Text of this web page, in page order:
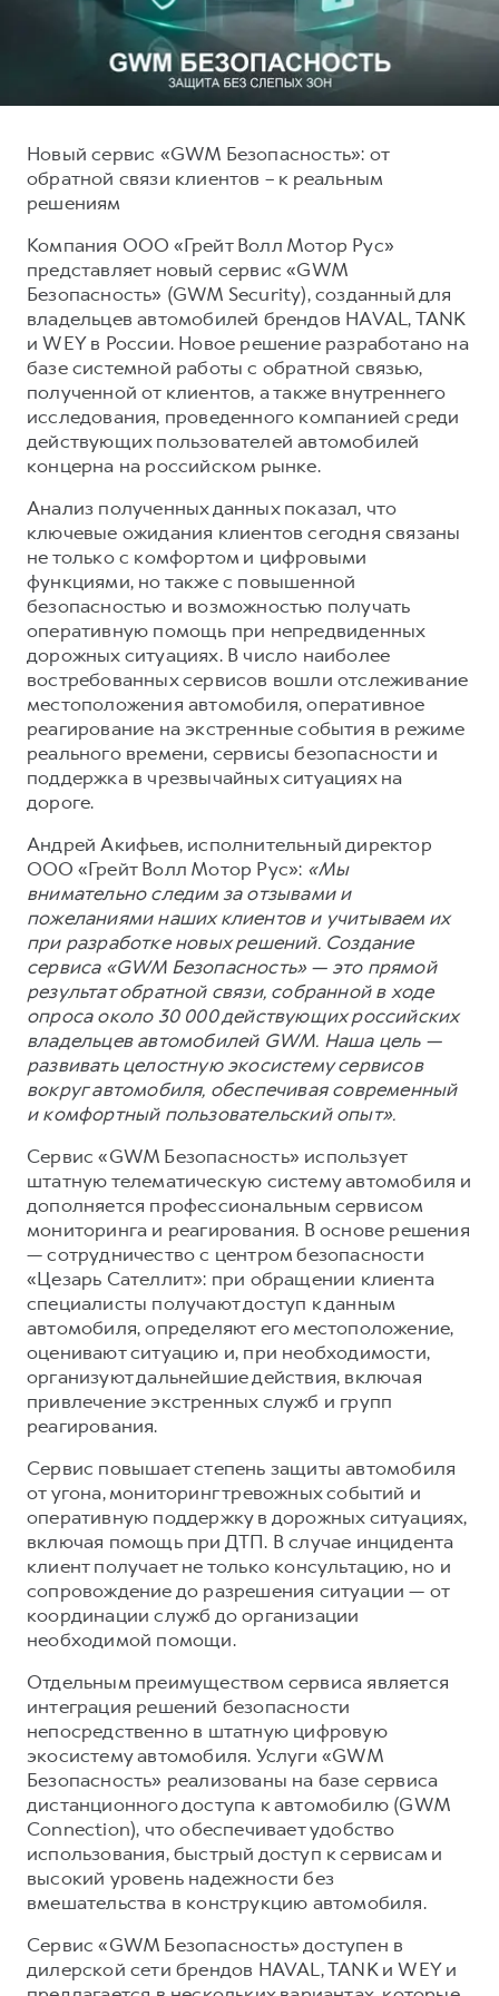
F7
от 2 899 000 ₽
F7X
от 3 599 000 ₽
POER
от 3 449 000 ₽
Тест-драйв
Трейд-ин
Кредитный калькулятор
Страхование
Кредит
КОРПОРАТИВНЫМ КЛИЕНТАМ
Для малого бизнеса
Корпоративным клиентам
Крупным корпоративным клиентам
Система управления автопарком
Сервис для корпоративных клиентов
HAVAL Лизинг
АКСЕССУАРЫ HAVAL
Автомобильные аксессуары
Коллекция CITY
Коллекция Базовая
Коллекция Детская
СЕРВИСНОЕ ОБСЛУЖИВАНИЕ
Нулевое ТО
Программа «Помощь на дороге»
Регламенты технического обслуживания
Электронный ПТС
ПОДДЕРЖКА
GWM Безопасность
Гарантия HAVAL
Мобильное приложение GWM
Программа «HAVAL Защита+»
Руководства по эксплуатации
Подписки
АКСЕССУАРЫ HAVAL
Автомобильные аксессуары
Коллекция CITY
Коллекция Базовая
Коллекция Детская
Наша команда
Контакты
Новый сервис «GWM Безопасность»: от
обратной связи клиентов – к реальным
решениям
Компания ООО «Грейт Волл Мотор Рус»
представляет новый сервис «GWM
Безопасность» (GWM Security), созданный для
владельцев автомобилей брендов HAVAL, TANK
и WEY в России. Новое решение разработано на
базе системной работы с обратной связью,
полученной от клиентов, а также внутреннего
исследования, проведенного компанией среди
действующих пользователей автомобилей
концерна на российском рынке.
Анализ полученных данных показал, что
ключевые ожидания клиентов сегодня связаны
не только с комфортом и цифровыми
функциями, но также с повышенной
безопасностью и возможностью получать
оперативную помощь при непредвиденных
дорожных ситуациях. В число наиболее
востребованных сервисов вошли отслеживание
местоположения автомобиля, оперативное
реагирование на экстренные события в режиме
реального времени, сервисы безопасности и
поддержка в чрезвычайных ситуациях на
дороге.
Андрей Акифьев, исполнительный директор
ООО «Грейт Волл Мотор Рус»: «Мы
внимательно следим за отзывами и
пожеланиями наших клиентов и учитываем их
при разработке новых решений. Создание
сервиса «GWM Безопасность» — это прямой
результат обратной связи, собранной в ходе
опроса около 30 000 действующих российских
владельцев автомобилей GWM. Наша цель —
развивать целостную экосистему сервисов
вокруг автомобиля, обеспечивая современный
и комфортный пользовательский опыт».
Сервис «GWM Безопасность» использует
штатную телематическую систему автомобиля и
дополняется профессиональным сервисом
мониторинга и реагирования. В основе решения
— сотрудничество с центром безопасности
«Цезарь Сателлит»: при обращении клиента
специалисты получают доступ к данным
автомобиля, определяют его местоположение,
оценивают ситуацию и, при необходимости,
организуют дальнейшие действия, включая
привлечение экстренных служб и групп
реагирования.
Сервис повышает степень защиты автомобиля
от угона, мониторинг тревожных событий и
оперативную поддержку в дорожных ситуациях,
включая помощь при ДТП. В случае инцидента
клиент получает не только консультацию, но и
сопровождение до разрешения ситуации — от
координации служб до организации
необходимой помощи.
Отдельным преимуществом сервиса является
интеграция решений безопасности
непосредственно в штатную цифровую
экосистему автомобиля. Услуги «GWM
Безопасность» реализованы на базе сервиса
дистанционного доступа к автомобилю (GWM
Connection), что обеспечивает удобство
использования, быстрый доступ к сервисам и
высокий уровень надежности без
вмешательства в конструкцию автомобиля.
Сервис «GWM Безопасность» доступен в
дилерской сети брендов HAVAL, TANK и WEY и